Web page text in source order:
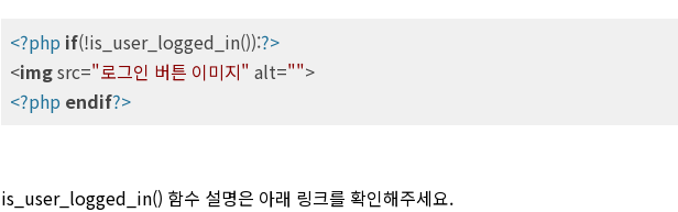
<?php if(!is_user_logged_in()):?>
<imgsrc="로그인 버튼 이미지" alt="">
<?php endif?>
is_user_logged_in() 함수 설명은 아래 링크를 확인해주세요.